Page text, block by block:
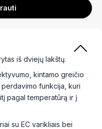
iš dviejų lakštų.
kintamo greičio
funkcija, kuri
pagal temperatūrą ir į
su EC varikliais bei